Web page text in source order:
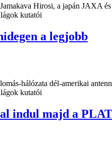
Hirosi, a japán JAXA
kutatói
a legjobb
hálózata dél-amerikai
kutatói
indul majd a